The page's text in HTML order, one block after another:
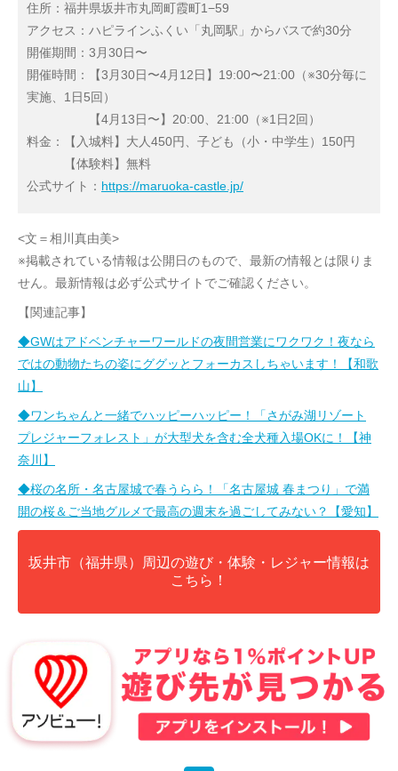
住所：福井県坂井市丸岡町霞町1−59
アクセス：ハピラインふくい「丸岡駅」からバスで約30分
開催期間：3月30日〜
開催時間：【3月30日〜4月12日】19:00〜21:00（※30分毎に
実施、1日5回）
【4月13日〜】20:00、21:00（※1日2回）
料金：【入城料】大人450円、子ども（小・中学生）150円
【体験料】無料
公式サイト： https://maruoka-castle.jp/
<文＝相川真由美>
※掲載されている情報は公開日のもので、最新の情報とは限りま
せん。最新情報は必ず公式サイトでご確認ください。
【関連記事】
◆GWはアドベンチャーワールドの夜間営業にワクワク！夜なら
ではの動物たちの姿にググッとフォーカスしちゃいます！【和歌
山】
◆ワンちゃんと一緒でハッピーハッピー！「さがみ湖リゾート
プレジャーフォレスト」が大型犬を含む全犬種入場OKに！【神
奈川】
◆桜の名所・名古屋城で春うらら！「名古屋城 春まつり」で満
開の桜＆ご当地グルメで最高の週末を過ごしてみない？【愛知】
坂井市（福井県）周辺の遊び・体験・レジャー情報は
こちら！